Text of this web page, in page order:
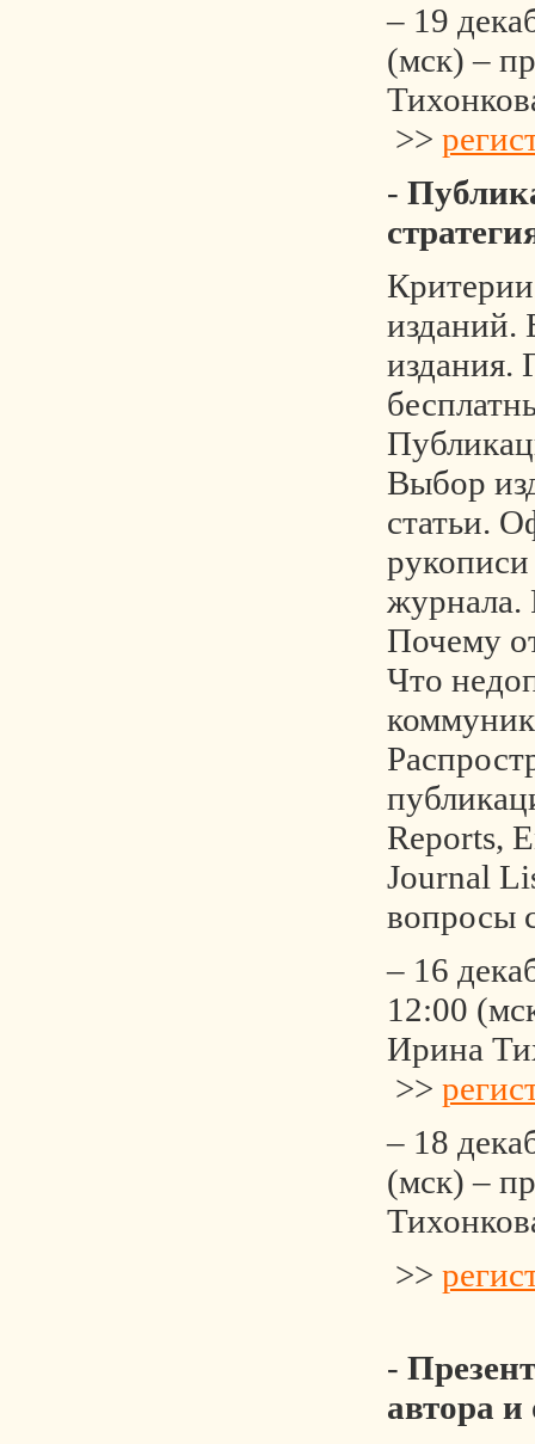
– 19
(мск) –
>>
-
изданий.
издания.
Выбор
статьи.
журнала.
Почему
Что
Reports,
Journal
вопросы
– 16
12:00
Ирина
>>
– 18
(мск) –
>>
-
автора